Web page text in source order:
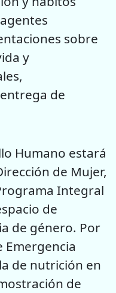
sobre
y
de
Humano estará
de Mujer,
Integral
de
de género. Por
Emergencia
de nutrición en
de